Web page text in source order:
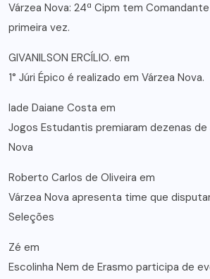
Várzea Nova: 24ª Cipm tem
primeira vez.
GIVANILSON ERCÍLIO. em
1° Júri Épico é realizado em Várzea Nova.
lade Daiane Costa em
Jogos Estudantis premiaram dezenas de
Nova
Roberto Carlos de Oliveira em
Várzea Nova apresenta time que
Seleções
Zé em
Escolinha Nem de Erasmo participa de